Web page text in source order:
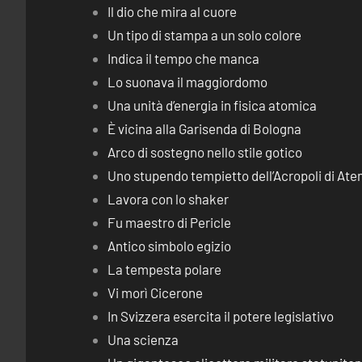
Il dio che mira al cuore
Un tipo di stampa a un solo colore
Indica il tempo che manca
Lo suonava il maggiordomo
Una unità d’energia in fisica atomica
È vicina alla Garisenda di Bologna
Arco di sostegno nello stile gotico
Uno stupendo tempietto dell’Acropoli di
Lavora con lo shaker
Fu maestro di Pericle
Antico simbolo egizio
La tempesta polare
Vi morì Cicerone
In Svizzera esercita il potere legislativo
Una scienza